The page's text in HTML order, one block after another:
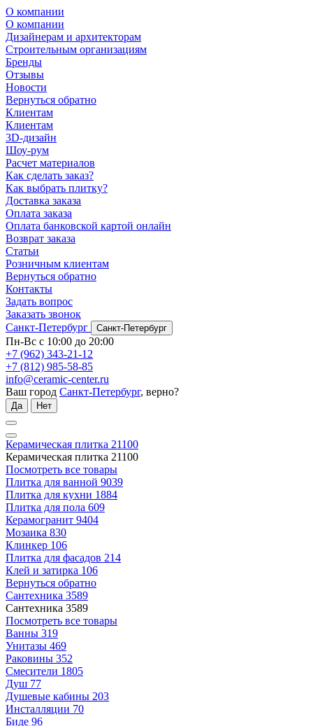
О компании
О компании
Дизайнерам и архитекторам
Строительным организациям
Бренды
Отзывы
Новости
Вернуться обратно
Клиентам
Клиентам
3D-дизайн
Шоу-рум
Расчет материалов
Как сделать заказ?
Как выбрать плитку?
Доставка заказа
Оплата заказа
Оплата банковской картой онлайн
Возврат заказа
Статьи
Розничным клиентам
Вернуться обратно
Контакты
Задать вопрос
Заказать звонок
Санкт-Петербург
Санкт-Петербург
Пн-Вс с 10:00 до 20:00
+7 (962) 343-21-12
+7 (812) 985-58-85
info@ceramic-center.ru
Ваш город Санкт-Петербург, верно?
Да Нет
Керамическая плитка 21100
Керамическая плитка 21100
Посмотреть все товары
Плитка для ванной 9039
Плитка для кухни 1884
Плитка для пола 609
Керамогранит 9404
Мозаика 830
Клинкер 106
Плитка для фасадов 214
Клей и затирка 106
Вернуться обратно
Сантехника 3589
Сантехника 3589
Посмотреть все товары
Ванны 319
Унитазы 469
Раковины 352
Смесители 1805
Душ 77
Душевые кабины 203
Инсталляции 70
Биде 96